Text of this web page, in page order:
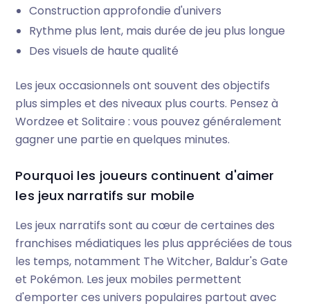
Construction approfondie d'univers
Rythme plus lent, mais durée de jeu plus longue
Des visuels de haute qualité
Les jeux occasionnels ont souvent des objectifs
plus simples et des niveaux plus courts. Pensez à
Wordzee et Solitaire : vous pouvez généralement
gagner une partie en quelques minutes.
Pourquoi les joueurs continuent d'aimer
les jeux narratifs sur mobile
Les jeux narratifs sont au cœur de certaines des
franchises médiatiques les plus appréciées de tous
les temps, notamment The Witcher, Baldur's Gate
et Pokémon. Les jeux mobiles permettent
d'emporter ces univers populaires partout avec